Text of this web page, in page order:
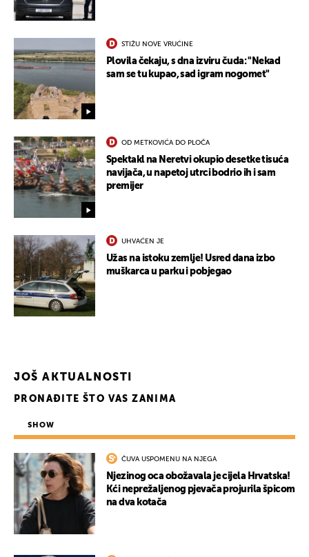
STIŽU NOVE VRUĆINE
Plovila čekaju, s dna izviru čuda: "Nekad
sam se tu kupao, sad igram nogomet"
OD METKOVIĆA DO PLOČA
Spektakl na Neretvi okupio desetke tisuća
navijača, u napetoj utrci bodrio ih i sam
premijer
UHVAĆEN JE
Užas na istoku zemlje! Usred dana izbo
muškarca u parku i pobjegao
JOŠ AKTUALNOSTI
PRONAĐITE ŠTO VAS ZANIMA
SHOW
ČUVA USPOMENU NA NJEGA
Njezinog oca obožavala je cijela Hrvatska!
Kći neprežaljenog pjevača projurila špicom
na dva kotača
UKLJUČITE NOTIFIKACIJE